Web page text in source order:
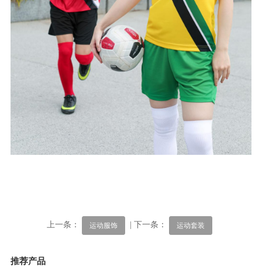
上一条： 运动服饰 | 下一条： 运动套装
推荐产品